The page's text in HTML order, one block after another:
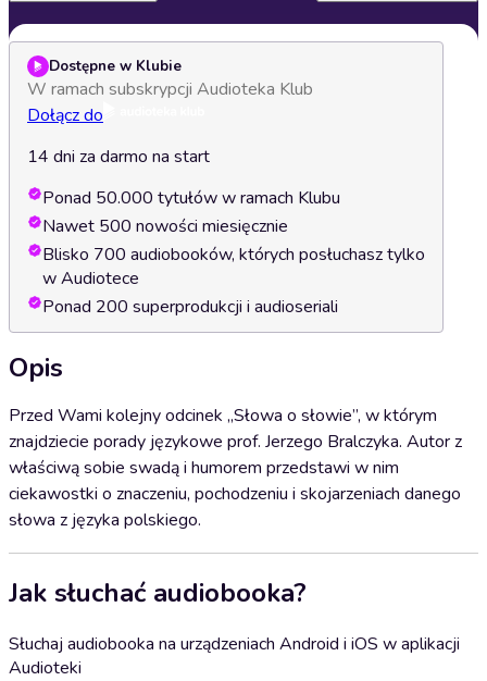
Dostępne w Klubie
W ramach subskrypcji Audioteka Klub
Dołącz do
14 dni za darmo na start
Ponad 50.000 tytułów w ramach Klubu
Nawet 500 nowości miesięcznie
Blisko 700 audiobooków, których posłuchasz tylko
w Audiotece
Ponad 200 superprodukcji i audioseriali
Opis
Przed Wami kolejny odcinek „Słowa o słowie”, w którym
znajdziecie porady językowe prof. Jerzego Bralczyka. Autor z
właściwą sobie swadą i humorem przedstawi w nim
ciekawostki o znaczeniu, pochodzeniu i skojarzeniach danego
słowa z języka polskiego.
Jak słuchać audiobooka?
Słuchaj audiobooka na urządzeniach Android i iOS w aplikacji
Audioteki